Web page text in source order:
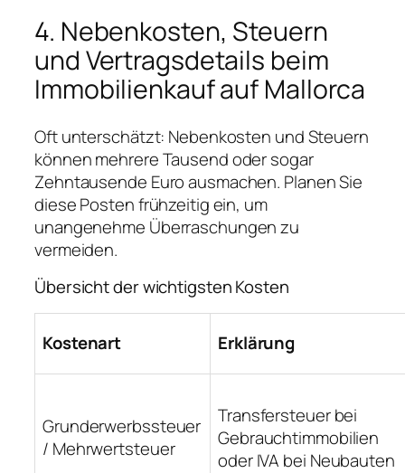
4. Nebenkosten, Steuern
und Vertragsdetails beim
Immobilienkauf auf Mallorca
Oft unterschätzt: Nebenkosten und Steuern
können mehrere Tausend oder sogar
Zehntausende Euro ausmachen. Planen Sie
diese Posten frühzeitig ein, um
unangenehme Überraschungen zu
vermeiden.
Übersicht der wichtigsten Kosten
Kostenart Erklärung
Grunderwerbssteuer
/ Mehrwertsteuer
Transfersteuer bei
Gebrauchtimmobilien
oder IVA bei Neubauten